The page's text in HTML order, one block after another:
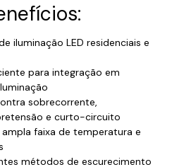
iluminação LED residenciais e
para integração em
sobrecorrente,
e curto-circuito
faixa de temperatura e
métodos de escurecimento